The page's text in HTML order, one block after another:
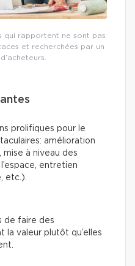
qui rapportent ne sont pas
et recherchées par un
prolifiques pour le
amélioration
à niveau des
entretien
etc.).
de faire des
la valeur plutôt qu’elles